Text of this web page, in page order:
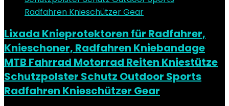
Lixada Knieprotektoren für Radfahrer,
Knieschoner, Radfahren Kniebandage
MTB Fahrrad Motorrad Reiten Kniestütze
Schutzpolster Schutz Outdoor Sports
Radfahren Knieschützer Gear